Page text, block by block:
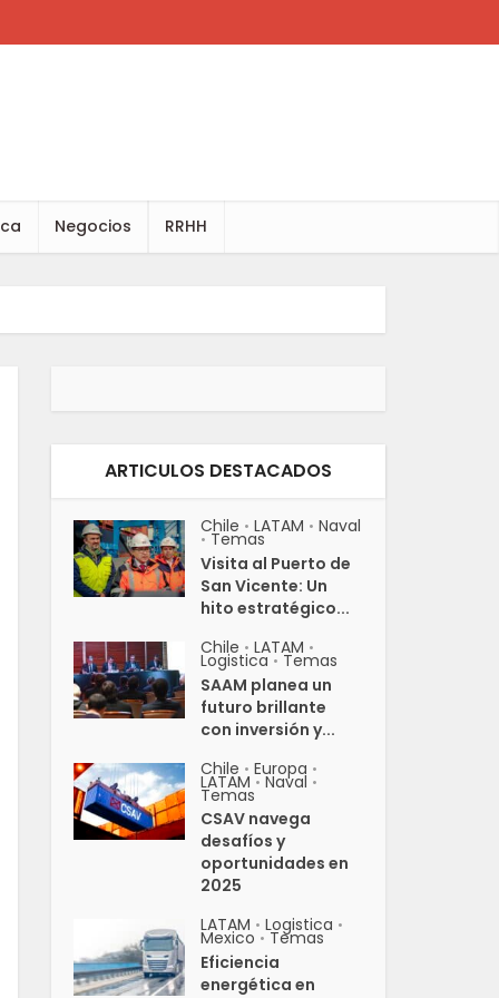
Negocios RRHH
ARTICULOS DESTACADOS
Chile • LATAM • Naval
• Temas
Visita al Puerto de
San Vicente: Un
hito estratégico...
Chile • LATAM •
Logistica • Temas
SAAM planea un
futuro brillante
con inversión y...
Chile • Europa •
LATAM • Naval •
Temas
CSAV navega
desafíos y
oportunidades en
2025
LATAM • Logistica •
Mexico • Temas
Eficiencia
energética en